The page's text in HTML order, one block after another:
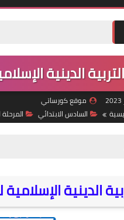
الدينية
موقع كورساتي
السادس الابتدائي المرحلة
الدينية